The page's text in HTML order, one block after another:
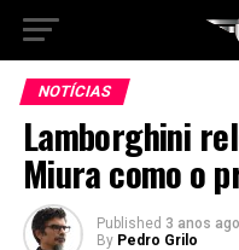
NOTÍCIAS
Lamborghini
Miura como o
Published 3 anos ago
By Pedro Grilo